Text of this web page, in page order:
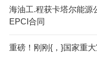
海油工.程获卡塔尔能源
EPCI合同
重磅！刚刚{，}国家重大